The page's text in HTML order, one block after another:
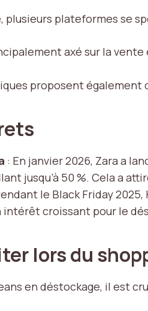
plusieurs plateformes se
axé sur la
proposent
: En janvier 2026, Zara a
jusqu’à 50 %. Cela a
le Black Friday2025,
intérêt croissant pour le
lors du
en déstockage, il est